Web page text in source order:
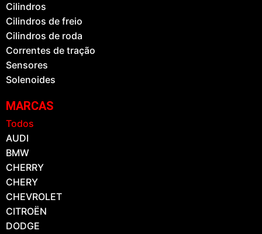
Cilindros
Cilindros de freio
Cilindros de roda
Correntes de tração
Sensores
Solenoides
MARCAS
AUDI
BMW
CHERRY
CHERY
CHEVROLET
CITROËN
DODGE
Todos